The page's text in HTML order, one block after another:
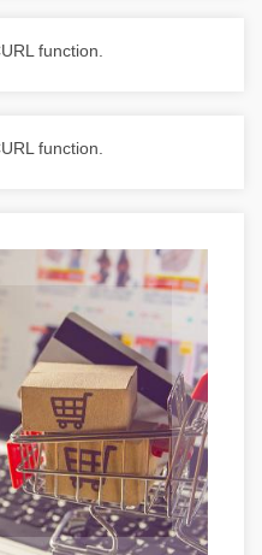
function.
function.